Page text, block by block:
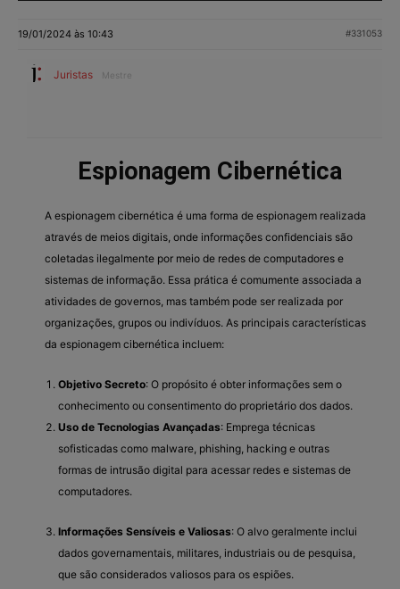
19/01/2024 às 10:43 #331053
Juristas Mestre
Espionagem Cibernética
A espionagem cibernética é uma forma de espionagem realizada
através de meios digitais, onde informações confidenciais são
coletadas ilegalmente por meio de redes de computadores e
sistemas de informação. Essa prática é comumente associada a
atividades de governos, mas também pode ser realizada por
organizações, grupos ou indivíduos. As principais características
da espionagem cibernética incluem:
Objetivo Secreto: O propósito é obter informações sem o
conhecimento ou consentimento do proprietário dos dados.
Uso de Tecnologias Avançadas: Emprega técnicas
sofisticadas como malware, phishing, hacking e outras
formas de intrusão digital para acessar redes e sistemas de
computadores.
Informações Sensíveis e Valiosas: O alvo geralmente inclui
dados governamentais, militares, industriais ou de pesquisa,
que são considerados valiosos para os espiões.